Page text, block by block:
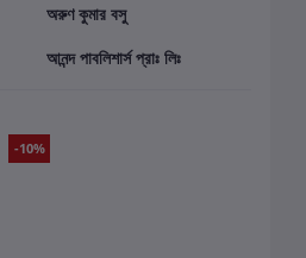
অরুণ কুমার বসু
আনন্দ পাবলিশার্স প্রাঃ লিঃ
-10%